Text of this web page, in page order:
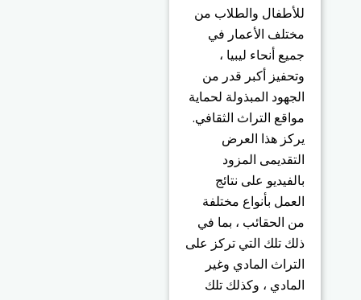
للأطفال والطلاب من
مختلف الأعمار في
جميع أنحاء ليبيا ،
وتحفيز أكبر قدر من
الجهود المبذولة لحماية
مواقع التراث الثقافي.
يركز هذا العرض
التقديمى المزود
بالفيديو على نتائج
العمل بأنواع مختلفة
من الحقائب ، بما في
ذلك تلك التي تركز على
التراث المادي وغير
المادي ، وكذلك تلك